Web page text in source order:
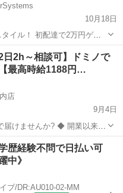
10月18日
2万円ゲッ
気軽にお問い合わせくださ
来高制
日2h～相談可】ドミノで
最高時給1188円…
店
9月4日
んか? ◆ 開業以来の
ばえのおいしいピザを焼き
もとへお届けする」ことで
歴経験不問で日払い可
中》
ブ/DR:AU010-02-MM